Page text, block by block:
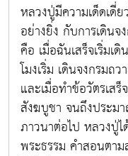
หลวงปู่มีความเด็ดเดี่
อย่างยิ่ง กับการเดิน
คือ เมื่อฉันเสร็จเริ่ม
โมงเริ่ม เดินจงกรมถ
และเมื่อทำข้อวัตรเส
สังฆบูชา จนถึงประม
ภาวนาต่อไป หลวงปู่
พระธรรม คำสอนตา